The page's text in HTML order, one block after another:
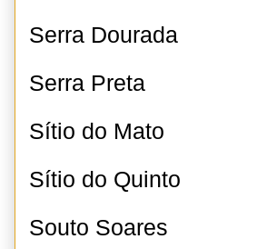
Serra Dourada
Serra Preta
Sítio do Mato
Sítio do Quinto
Souto Soares